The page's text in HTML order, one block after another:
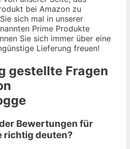
bei Amazon zu
sich mal in unserer
Prime Produkte
Sie sich immer über eine
Lieferung freuen!
gestellte Fragen
Bewertungen für
richtig deuten?